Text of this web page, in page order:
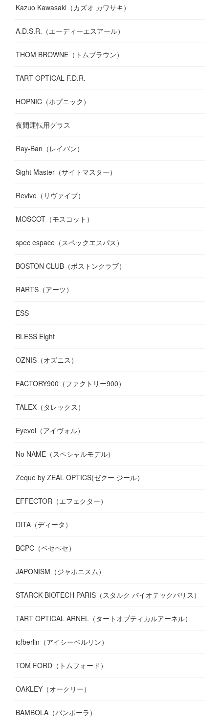
Kazuo Kawasaki（カズオ カワサキ）
A.D.S.R.（エーディーエスアール）
THOM BROWNE（トムブラウン）
TART OPTICAL F.D.R.
HOPNIC（ホプニック）
夜間運転用グラス
Ray-Ban（レイバン）
Sight Master（サイトマスター）
Revive（リヴァイブ）
MOSCOT（モスコット）
spec espace（スペックエスパス）
BOSTON CLUB（ボストンクラブ）
RARTS（アーツ）
ESS
BLESS Eight
OZNIS（オズニス）
FACTORY900（ファクトリー900）
TALEX（タレックス）
Eyevol（アイヴォル）
No NAME（スペシャルモデル）
Zeque by ZEAL OPTICS(ゼクー ジール）
EFFECTOR（エフェクター）
DITA（ディータ）
BCPC（ベセペセ）
JAPONISM（ジャポニスム）
STARCK BIOTECH PARIS（スタルク バイオテックパリス）
TART OPTICAL ARNEL（タートオプティカルアーネル）
ic!berlin（アイシーベルリン）
TOM FORD（トムフォード）
OAKLEY（オークリー）
BAMBOLA（バンボーラ）